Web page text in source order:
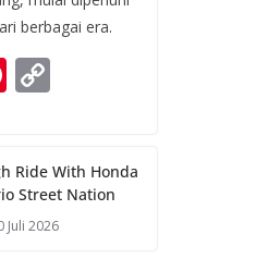
berbagai era.
Pi
e
st
y
Li
Ride With Honda
Street Nation
Juli 2026